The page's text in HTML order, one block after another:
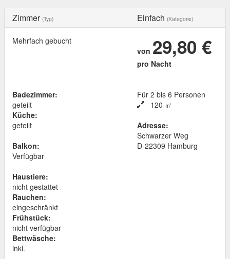
Zimmer (Typ) Einfach (Kategorie)
Mehrfach gebucht
von 29,80 €
pro Nacht
Badezimmer:
geteilt
Küche:
geteilt
Balkon:
Verfügbar
Haustiere:
nicht gestattet
Rauchen:
eingeschränkt
Frühstück:
nicht verfügbar
Bettwäsche:
inkl.
Für 2 bis 6 Personen
120 ㎡
Adresse:
Schwarzer Weg
D-22309 Hamburg